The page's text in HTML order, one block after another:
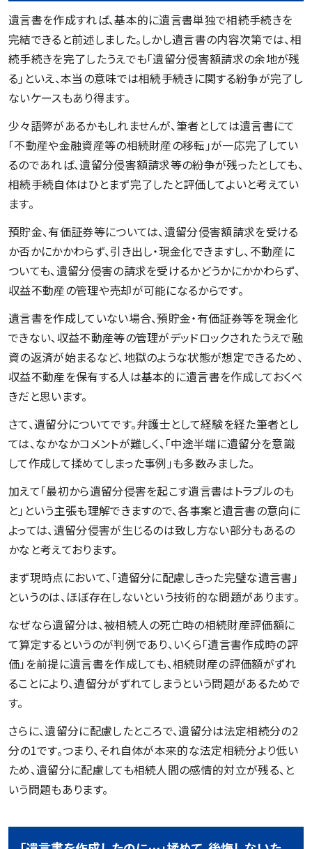
遺言書を作成すれば、基本的に遺言書単独で相続手続きを
完結できると前述しました。しかし遺言書の内容次第では、相
続手続きを完了したうえでも「遺留分侵害額請求の余地が残
る」といえ、本当の意味では相続手続きに関する紛争が完了し
ないケースもあり得ます。
少々語弊があるかもしれませんが、筆者としては遺言書にて
「不動産や金融資産等の相続財産の移転」が一応完了してい
るのであれば、遺留分侵害額請求等の紛争が残ったとしても、
相続手続自体はひとまず完了したと評価してよいと考えてい
ます。
預貯金、有価証券等については、遺留分侵害額請求を受ける
か否かにかかわらず、引き出し・現金化できますし、不動産に
ついても、遺留分侵害の請求を受けるかどうかにかかわらず、
収益不動産の管理や売却が可能になるからです。
遺言書を作成していない場合、預貯金・有価証券等を現金化
できない、収益不動産等の管理がデッドロックされたうえで融
資の返済が始まるなど、地獄のような状態が想定できるため、
収益不動産を保有する人は基本的に遺言書を作成しておくべ
きだと思います。
さて、遺留分についてです。弁護士として経験を経た筆者とし
ては、なかなかコメントが難しく、「中途半端に遺留分を意識
して作成して揉めてしまった事例」も多数みました。
加えて「最初から遺留分侵害を起こす遺言書はトラブルのも
と」という主張も理解できますので、各事案と遺言書の意向に
よっては、遺留分侵害が生じるのは致し方ない部分もあるの
かなと考えております。
まず現時点において、「遺留分に配慮しきった完璧な遺言書」
というのは、ほぼ存在しないという技術的な問題があります。
なぜなら遺留分は、被相続人の死亡時の相続財産評価額に
て算定するというのが判例であり、いくら「遺言書作成時の評
価」を前提に遺言書を作成しても、相続財産の評価額がずれ
ることにより、遺留分がずれてしまうという問題があるためで
す。
さらに、遺留分に配慮したところで、遺留分は法定相続分の2
分の1です。つまり、それ自体が本来的な法定相続分より低い
ため、遺留分に配慮しても相続人間の感情的対立が残る、と
いう問題もあります。